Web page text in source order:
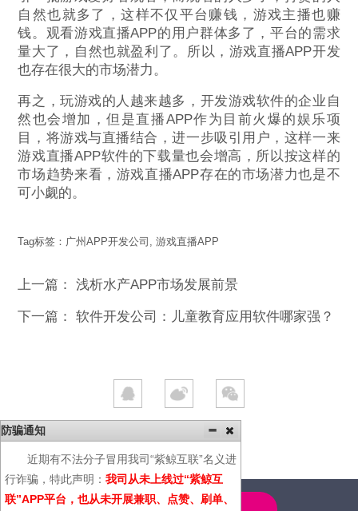
自然也就多了，这样不仅平台赚钱，游戏主播也赚
钱。观看游戏直播APP的用户群体多了，平台的需求
量大了，自然也就盈利了。所以，游戏直播APP开发
也存在很大的市场潜力。
再之，玩游戏的人越来越多，开发游戏软件的企业自
然也会增加，但是直播APP作为目前火爆的娱乐项
目，将游戏与直播结合，进一步吸引用户，这样一来
游戏直播APP软件的下载量也会增高，所以按这样的
市场趋势来看，游戏直播APP存在的市场潜力也是不
可小觑的。
Tag标签： 广州APP开发公司 ,游戏直播APP
上一篇：浅析水产APP市场发展前景
下一篇：软件开发公司：儿童教育应用软件哪家强？
防骗通知
近期有不法分子冒用我司“紫鲸互联”名义进
行诈骗，特此声明： 我司从未上线过“紫鲸互
联”APP平台，也从未开展兼职、点赞、刷单、